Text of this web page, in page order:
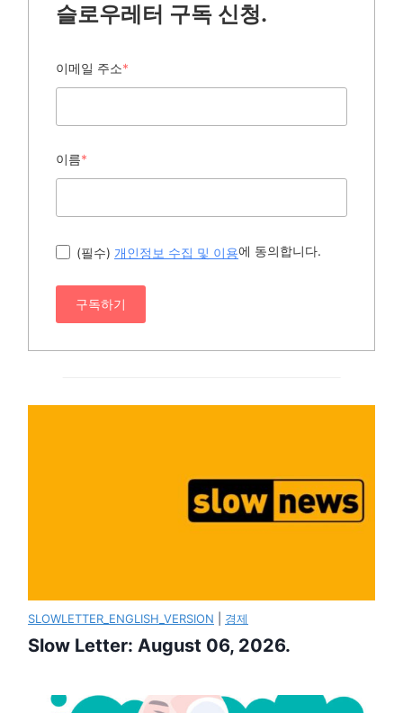
슬로우레터 구독 신청.
이메일 주소*
이름*
(필수) 개인정보 수집 및 이용에 동의합니다.
구독하기
SLOWLETTER_ENGLISH_VERSION 경제
Slow Letter: August 06, 2026.